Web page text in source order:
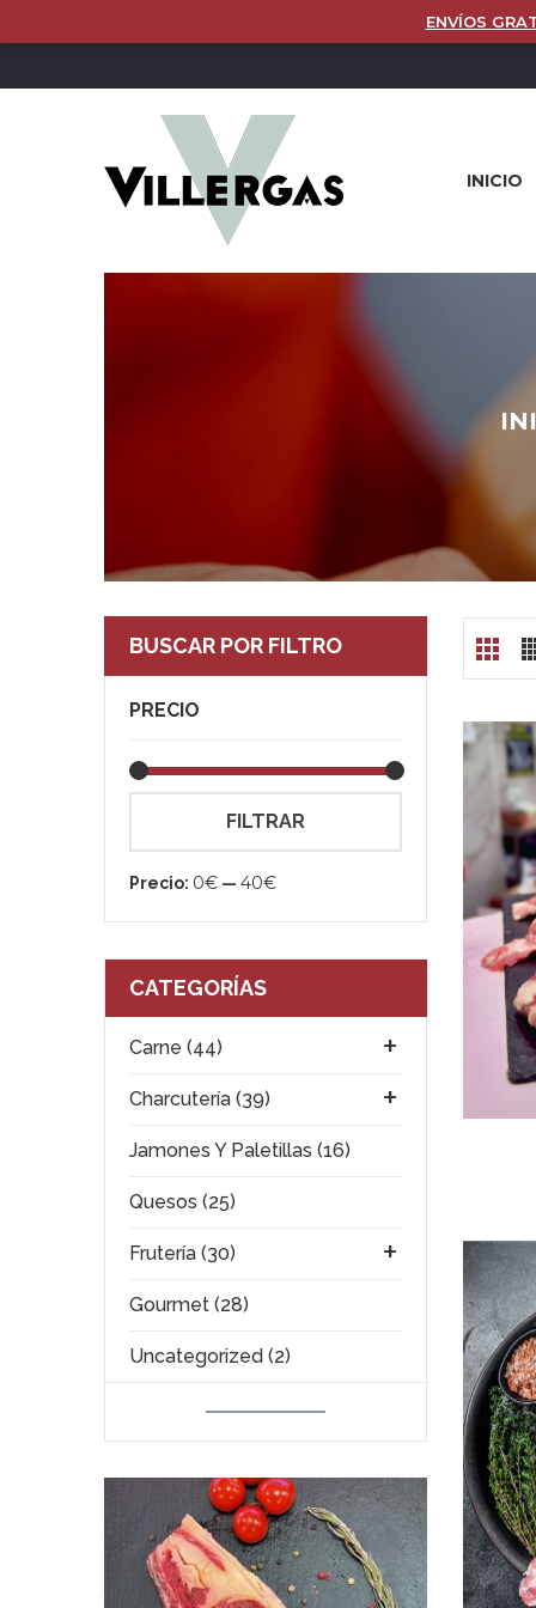
INICIO
BUSCAR POR FILTRO
PRECIO
FILTRAR
Precio: 0€ — 40€
CATEGORÍAS
Carne (44)
Charcutería (39)
Jamones Y Paletillas (16)
Quesos (25)
Frutería (30)
Gourmet (28)
Uncategorized (2)
ENVÍOS